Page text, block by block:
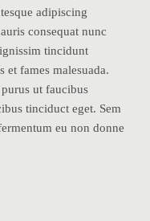
adipiscing
consequat nunc
tincidunt
et fames malesuada.
ut faucibus
tinciduct eget. Sem
eu non donne